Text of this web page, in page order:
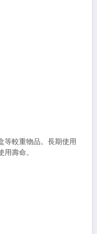
等較重物品。長期使用
壽命。